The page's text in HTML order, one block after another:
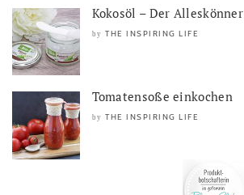
Kokosöl – Der Alleskönner
by THE INSPIRING LIFE
Tomatensoße einkochen
by THE INSPIRING LIFE